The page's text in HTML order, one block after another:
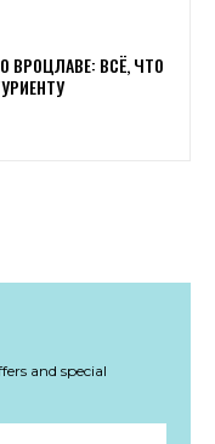
ВРОЦЛАВЕ: ВСЁ, ЧТО
and special